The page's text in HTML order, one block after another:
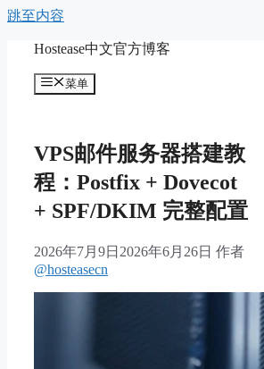
跳至内容
Hostease中文官方博客
菜单
VPS邮件服务器搭建教
程：Postfix + Dovecot
+ SPF/DKIM 完整配置
2026年7月9日 2026年6月26日 作者
@hosteasecn